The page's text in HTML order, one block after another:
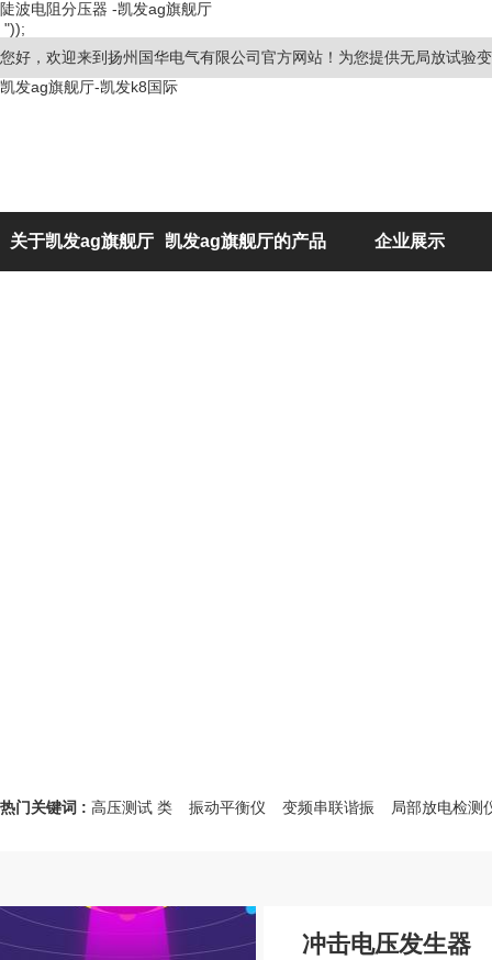
陡波电阻分压器 -凯发ag旗舰厅
"));
您好，欢迎来到扬州国华电气有限公司官方网站！为您提供无局放试验
凯发ag旗舰厅-凯发k8国际
关于凯发ag旗舰厅 凯发ag旗舰厅的产品 企业展示
热门关键词 : 高压测试 类 振动平衡仪 变频串联谐振 局部放电检测
冲击电压发生器